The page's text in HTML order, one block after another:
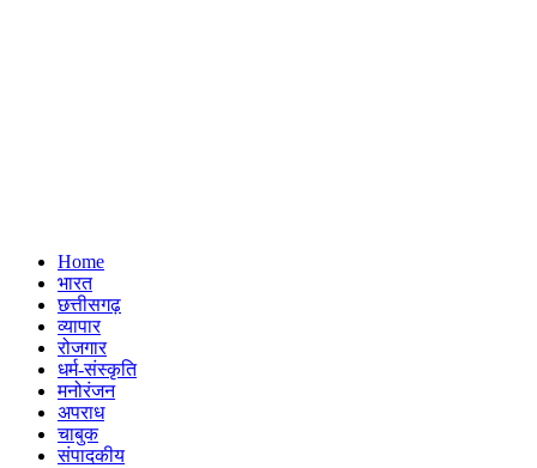
Home
भारत
छत्तीसगढ़
व्यापार
रोजगार
धर्म-संस्कृति
मनोरंजन
अपराध
चाबुक
संपादकीय